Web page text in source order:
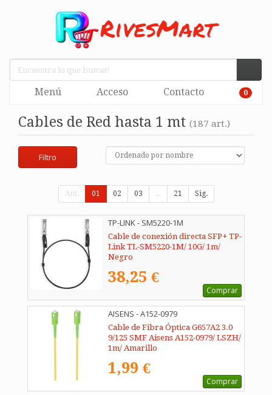
Menú Acceso Contacto 0
Cables de Red hasta 1 mt (187 art.)
Filtro
Ant. 01 02 03 ... 21 Sig.
TP-LINK - SM5220-1M
Cable de conexión directa SFP+ TP-
Link TL-SM5220-1M/ 10G/ 1m/
Negro
38,25 €
Comprar
AISENS - A152-0979
Cable de Fibra Óptica G657A2 3.0
9/125 SMF Aisens A152-0979/ LSZH/
1m/ Amarillo
1,99 €
Comprar